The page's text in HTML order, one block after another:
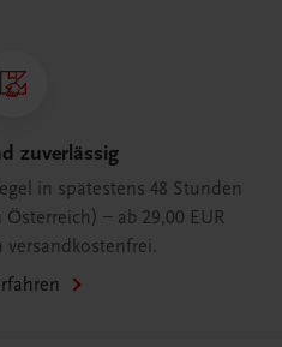
zuverlässig
in spätestens 48 Stunden
– ab 29,00 EUR
versandkostenfrei.